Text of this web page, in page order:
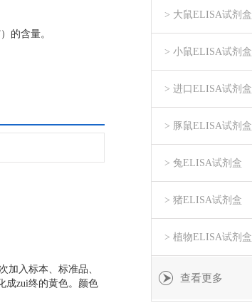
的含量。
加入标本、标准品、
成zui终的黄色。颜色
> 大鼠ELISA试剂盒
> 小鼠ELISA试剂盒
> 进口ELISA试剂盒
> 豚鼠ELISA试剂盒
> 兔ELISA试剂盒
> 猪ELISA试剂盒
> 植物ELISA试剂盒
查看更多